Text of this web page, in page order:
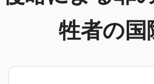
牲者の国